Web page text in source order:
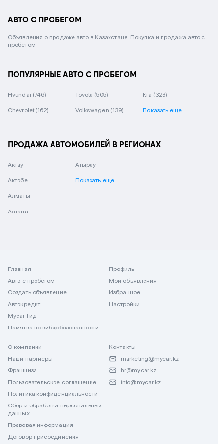
АВТО С ПРОБЕГОМ
Объявления о продаже авто в Казахстане. Покупка и продажа авто с
пробегом.
ПОПУЛЯРНЫЕ АВТО С ПРОБЕГОМ
Hyundai (746) Toyota (505) Kia (323)
Chevrolet (162) Volkswagen (139) Показать еще
ПРОДАЖА АВТОМОБИЛЕЙ В РЕГИОНАХ
Актау
Актобе
Алматы
Астана
Атырау
Показать еще
Главная
Авто с пробегом
Создать объявление
Автокредит
Mycar Гид
Памятка по кибербезопасности
Профиль
Мои объявления
Избранное
Настройки
О компании
Наши партнеры
Франшиза
Пользовательское соглашение
Политика конфиденциальности
Сбор и обработка персональных
данных
Правовая информация
Договор присоединения
Контакты
marketing@mycar.kz
hr@mycar.kz
info@mycar.kz